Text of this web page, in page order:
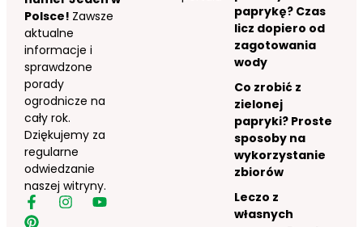
Polsce! Zawsze
aktualne
informacje i
sprawdzone
porady
ogrodnicze na
cały rok.
Dziękujemy za
regularne
odwiedzanie
naszej witryny.
paprykę? Czas
licz dopiero od
zagotowania
wody
Co zrobić z
zielonej
papryki? Proste
sposoby na
wykorzystanie
zbiorów
Leczo z
własnych